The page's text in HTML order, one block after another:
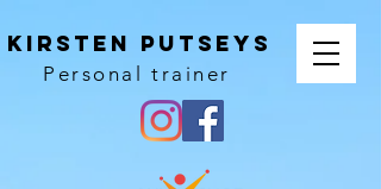
KIRSTEN PUTSEYS
Personal trainer